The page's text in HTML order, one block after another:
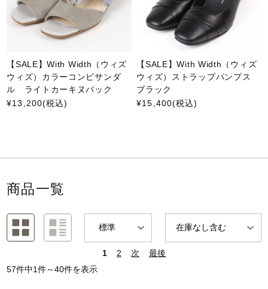
【SALE】With Width（ウィズ
ウィズ）カラーコンビサンダ
ル ライトカーキヌバック
¥13,200(税込)
【SALE】With Width（ウィズ
ウィズ）ストラップパンプス
ブラック
¥15,400(税込)
商品一覧
1 2 次
最後
57件中1件～40件を表示